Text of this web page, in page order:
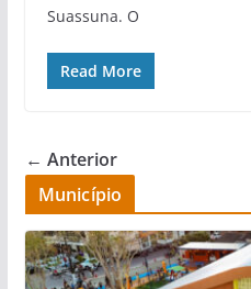
Suassuna. O
Read More
← Anterior
Município